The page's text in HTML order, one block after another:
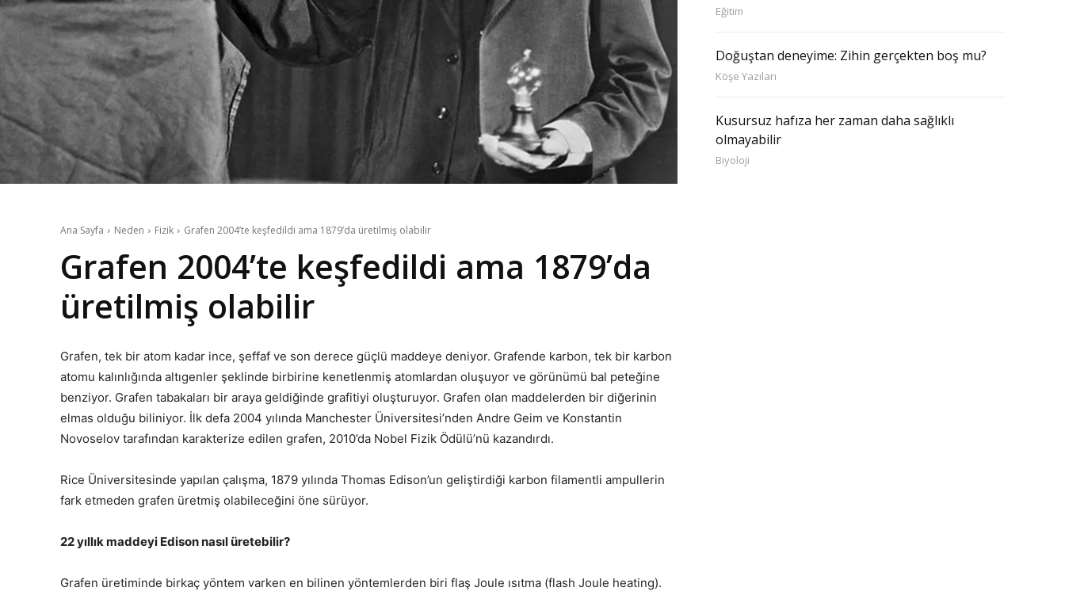
Ana Sayfa Neden Fizik Grafen 2004’te keşfedildi ama 1879’da üretilmiş olabilir
Grafen 2004’te keşfedildi ama 1879’da
üretilmiş olabilir
Grafen, tek bir atom kadar ince, şeffaf ve son derece güçlü maddeye deniyor. Grafende karbon, tek bir karbon
atomu kalınlığında altıgenler şeklinde birbirine kenetlenmiş atomlardan oluşuyor ve görünümü bal peteğine
benziyor. Grafen tabakaları bir araya geldiğinde grafitiyi oluşturuyor. Grafen olan maddelerden bir diğerinin
elmas olduğu biliniyor. İlk defa 2004 yılında Manchester Üniversitesi’nden Andre Geim ve Konstantin
Novoselov tarafından karakterize edilen grafen, 2010’da Nobel Fizik Ödülü’nü kazandırdı.
Rice Üniversitesinde yapılan çalışma, 1879 yılında Thomas Edison’un geliştirdiği karbon filamentli ampullerin
fark etmeden grafen üretmiş olabileceğini öne sürüyor.
22 yıllık maddeyi Edison nasıl üretebilir?
Grafen üretiminde birkaç yöntem varken en bilinen yöntemlerden biri flaş Joule ısıtma (flash Joule heating).
Eğitim
Doğuştan deneyime: Zihin gerçekten boş mu?
Köşe Yazıları
Kusursuz hafıza her zaman daha sağlıklı
olmayabilir
Biyoloji